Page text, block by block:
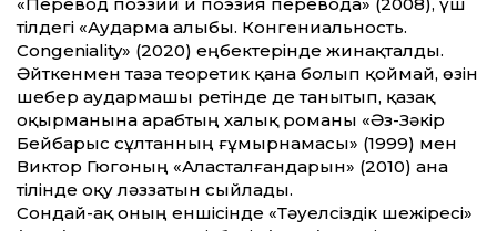
тілдегі «Аударма алыбы. Конгениальность.
Congeniality» (2020) еңбектерінде жинақталды.
Әйткенмен таза теоретик қана болып қоймай, өзін
шебер аудармашы ретінде де танытып, қазақ
оқырманына арабтың халық романы «Әз-Зәкір
Бейбарыс сұлтанның ғұмырнамасы» (1999) мен
Виктор Гюгоның «Аласталғандарын» (2010) ана
тілінде оқу ләззатын сыйлады.
Сондай-ақ оның еншісінде «Тәуелсіздік шежіресі»